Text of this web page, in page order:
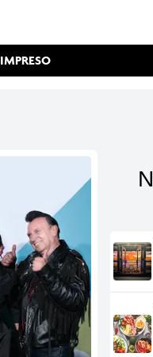
IMPRESO